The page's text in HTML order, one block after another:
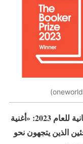
بول لينش الحائز على جائزة البوكر البريطانية للعام 2023: «أغنية
الذين يتجهون نحو